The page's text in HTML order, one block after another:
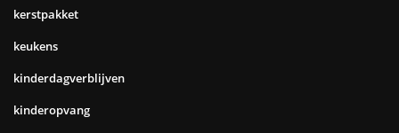
kerstpakket
keukens
kinderdagverblijven
kinderopvang